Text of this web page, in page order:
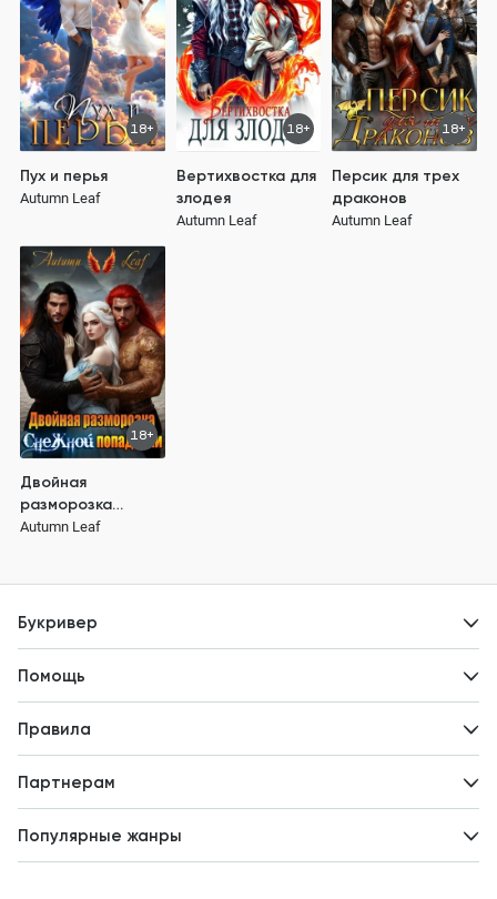
18+
Пух и перья
Autumn Leaf
18+
Вертихвостка для
злодея
Autumn Leaf
18+
Персик для трех
драконов
Autumn Leaf
18+
Двойная
разморозка
снежной
Autumn Leaf
Букривер
Новости
Помощь
Правила
Партнерам
Популярные жанры